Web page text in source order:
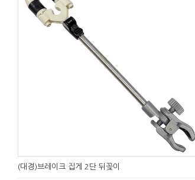
(대경)브레이크 집게 2단 뒤꽂이